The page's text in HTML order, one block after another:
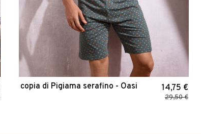
copia di Pigiama serafino - Oasi 14,75 €
29,50 €